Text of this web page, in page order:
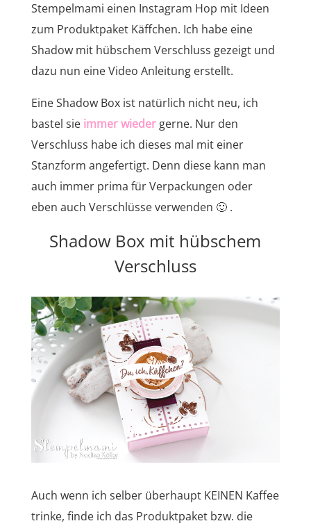
Stempelmami einen Instagram Hop mit Ideen
zum Produktpaket Käffchen. Ich habe eine
Shadow mit hübschem Verschluss gezeigt und
dazu nun eine Video Anleitung erstellt.
Eine Shadow Box ist natürlich nicht neu, ich
bastel sie immer wiedergerne. Nur den
Verschluss habe ich dieses mal mit einer
Stanzform angefertigt. Denn diese kann man
auch immer prima für Verpackungen oder
eben auch Verschlüsse verwenden 🙂 .
Shadow Box mit hübschem
Verschluss
Auch wenn ich selber überhaupt KEINEN Kaffee
trinke, finde ich das Produktpaket bzw. die